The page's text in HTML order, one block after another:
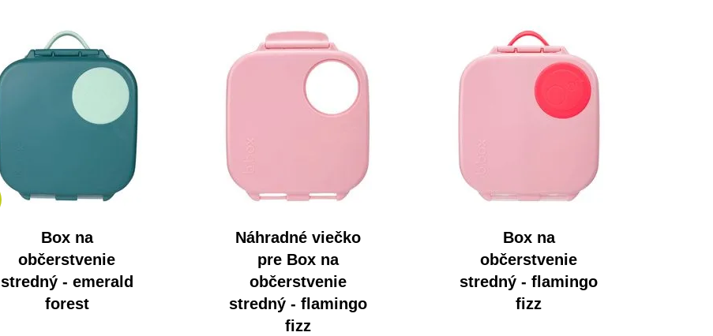
Box na
občerstvenie
stredný - emerald
forest
Náhradné viečko
pre Box na
občerstvenie
stredný - flamingo
fizz
Box na
občerstvenie
stredný - flamingo
fizz